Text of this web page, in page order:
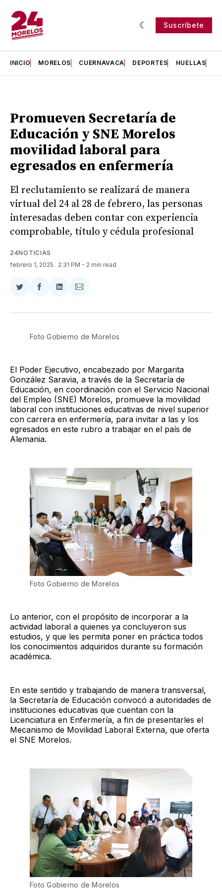
Suscríbete
INICIO MORELOS CUERNAVACA DEPORTES HUELLAS
Promueven Secretaría de
Educación y SNE Morelos
movilidad laboral para
egresados en enfermería
El reclutamiento se realizará de manera
virtual del 24 al 28 de febrero, las personas
interesadas deben contar con experiencia
comprobable, título y cédula profesional
24NOTICIAS
febrero 1, 2025 . 2:31 PM - 2 min read
Compartir
Twitter
Compartir
Facebook
Compartir
LinkedIn
Compartir
Email
Foto Gobierno de Morelos
El Poder Ejecutivo, encabezado por Margarita
González Saravia, a través de la Secretaría de
Educación, en coordinación con el Servicio Nacional
del Empleo (SNE) Morelos, promueve la movilidad
laboral con instituciones educativas de nivel superior
con carrera en enfermería, para invitar a las y los
egresados en este rubro a trabajar en el país de
Alemania.
Foto Gobierno de Morelos
Lo anterior, con el propósito de incorporar a la
actividad laboral a quienes ya concluyeron sus
estudios, y que les permita poner en práctica todos
los conocimientos adquiridos durante su formación
académica.
En este sentido y trabajando de manera transversal,
la Secretaría de Educación convocó a autoridades de
instituciones educativas que cuentan con la
Licenciatura en Enfermería, a fin de presentarles el
Mecanismo de Movilidad Laboral Externa, que oferta
el SNE Morelos.
Foto Gobierno de Morelos